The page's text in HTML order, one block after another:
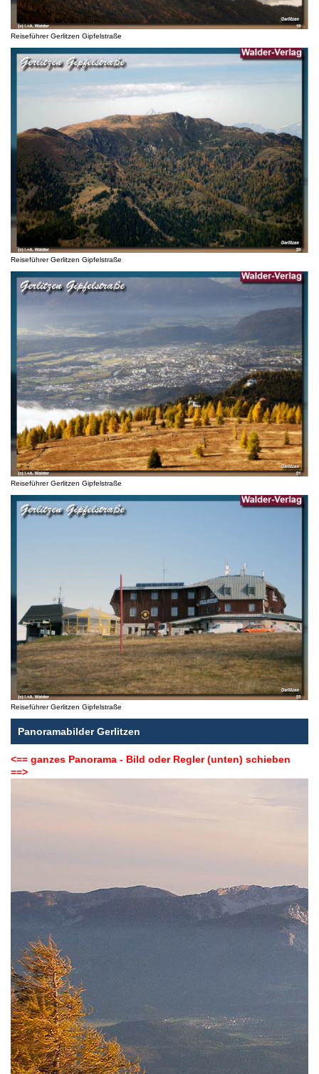
Reiseführer Gerlitzen Gipfelstraße
Reiseführer Gerlitzen Gipfelstraße
Reiseführer Gerlitzen Gipfelstraße
Reiseführer Gerlitzen Gipfelstraße
Panoramabilder Gerlitzen
<== ganzes Panorama - Bild oder Regler (unten) schieben
==>